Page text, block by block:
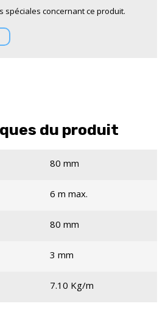
spéciales concernant ce produit.
du produit
80 mm
6 m max.
80 mm
3 mm
7.10 Kg/m